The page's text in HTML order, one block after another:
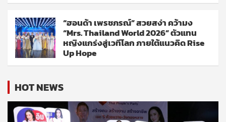
“ฮอนด้า เพรชภรณ์” สวยสง่า คว้ามง
“Mrs. Thailand World 2026” ตัวแทน
หญิงแกร่งสู่เวทีโลก ภายใต้แนวคิด Rise
Up Hope
HOT NEWS